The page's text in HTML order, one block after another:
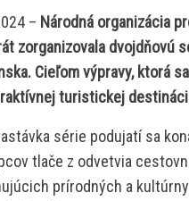
– Národná organizácia
zorganizovala dvojdňovú
Cieľom výpravy, ktorá
turistickej
série podujatí sa
tlače z odvetvia
prírodných a